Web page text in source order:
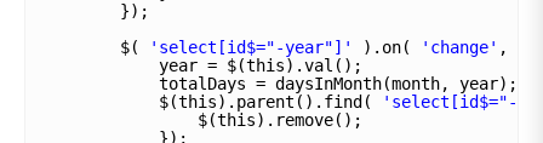
});
$(
'select[id$="-year"]' ).on( 'change' ,
year = $(this).val();
totalDays = daysInMonth(month, year);
$(this).parent().find(
'select[id$="-
$(this).remove();
});